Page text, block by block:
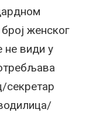
женског
не види у